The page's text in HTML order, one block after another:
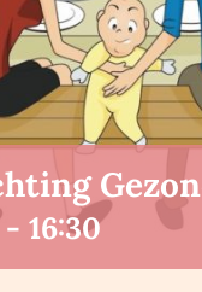
16:30